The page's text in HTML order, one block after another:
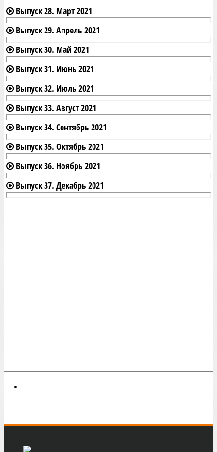
Выпуск 28. Март 2021
Выпуск 29. Апрель 2021
Выпуск 30. Май 2021
Выпуск 31. Июнь 2021
Выпуск 32. Июль 2021
Выпуск 33. Август 2021
Выпуск 34. Сентябрь 2021
Выпуск 35. Октябрь 2021
Выпуск 36. Ноябрь 2021
Выпуск 37. Декабрь 2021